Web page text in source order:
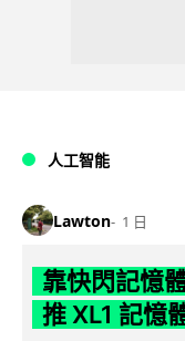
人工智能
Lawton 1 日
靠快閃記憶
推 XL1 記憶